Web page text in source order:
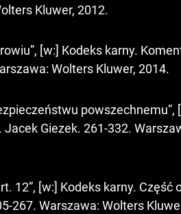
Kluwer, 2012.
[w:] Kodeks karny.
Wolters Kluwer, 2014.
powszechnemu”,
Giezek. 261-332.
12”, [w:] Kodeks karny. Część
267. Warszawa: Wolters